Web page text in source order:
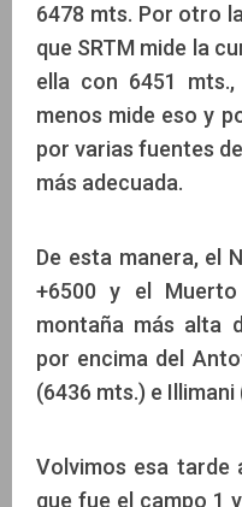
6478 mts. Por otro
que SRTM mide la
ella con 6451
menos mide eso y
por varias fuentes
más adecuada.
De esta manera, el
+6500 y el
montaña más alta
por encima del
(6436 mts.) e Illimani
Volvimos esa tarde
que fue el campo 1